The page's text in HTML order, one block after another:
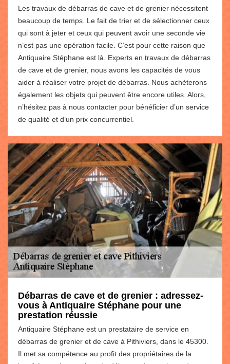
Les travaux de débarras de cave et de grenier nécessitent
beaucoup de temps. Le fait de trier et de sélectionner ceux
qui sont à jeter et ceux qui peuvent avoir une seconde vie
n’est pas une opération facile. C’est pour cette raison que
Antiquaire Stéphane est là. Experts en travaux de débarras
de cave et de grenier, nous avons les capacités de vous
aider à réaliser votre projet de débarras. Nous achèterons
également les objets qui peuvent être encore utiles. Alors,
n’hésitez pas à nous contacter pour bénéficier d’un service
de qualité et d’un prix concurrentiel.
Débarras de cave et de grenier : adressez-
vous à Antiquaire Stéphane pour une
prestation réussie
Antiquaire Stéphane est un prestataire de service en
débarras de grenier et de cave à Pithiviers, dans le 45300.
Il met sa compétence au profit des propriétaires de la